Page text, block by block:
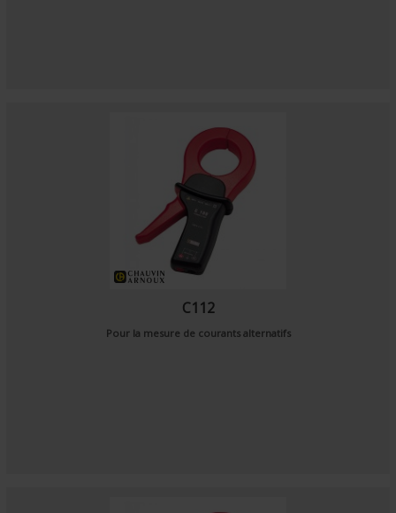
C112
Pour la mesure de courants alternatifs